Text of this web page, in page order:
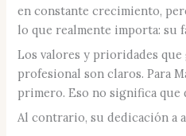
en constante crecimiento,
lo que realmente importa: su
Los valores y prioridades
profesional son claros. Para
primero. Eso no significa que
Al contrario, su dedicación a